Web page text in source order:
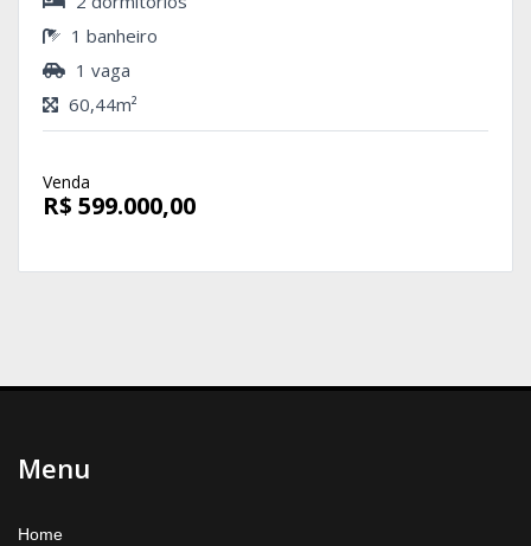
1 banheiro
1 vaga
60,44m²
Venda
R$ 599.000,00
Menu
Home